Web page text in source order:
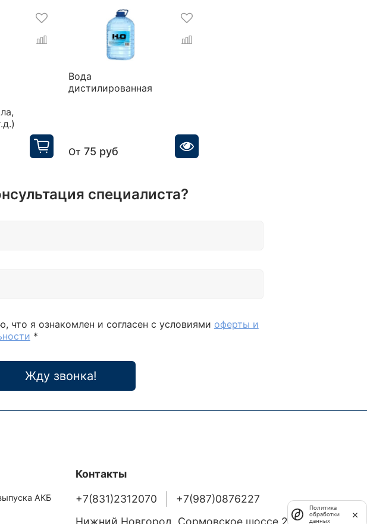
Вода
дистилированная
От 75 руб
специалиста?
я ознакомлен и согласен с условиями оферты и
*
Жду звонка!
АКБ
Контакты
+7(831)2312070
+7(987)0876227
Нижний Новгород, Сормовское шоссе 24/36
Политика
обработки
данных